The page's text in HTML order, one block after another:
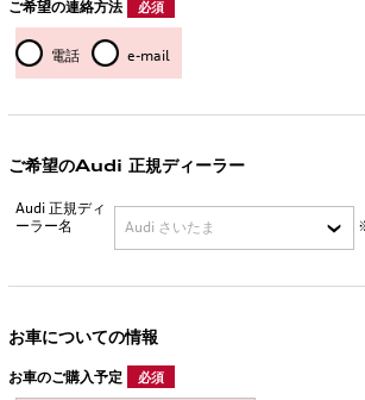
ご希望の連絡方法 必須
電話 e-mail
ご希望のAudi 正規ディーラー
Audi 正規ディ
ーラー名
お車についての情報
お車のご購入予定 必須